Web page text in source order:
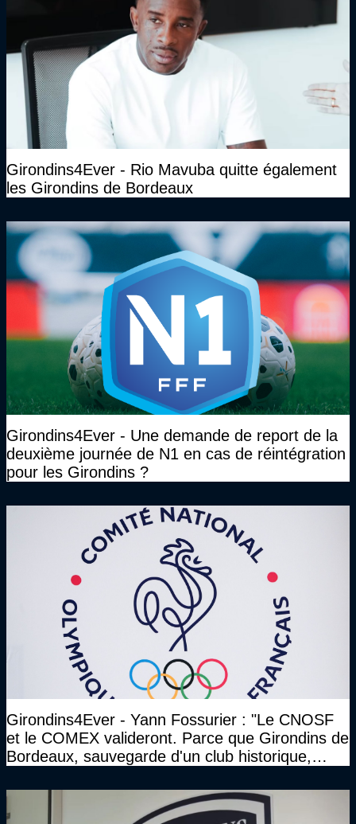
Girondins4Ever - Rio Mavuba quitte également
les Girondins de Bordeaux
Girondins4Ever - Une demande de report de la
deuxième journée de N1 en cas de réintégration
pour les Girondins ?
Girondins4Ever - Yann Fossurier : "Le CNOSF
et le COMEX valideront. Parce que Girondins de
Bordeaux, sauvegarde d'un club historique,